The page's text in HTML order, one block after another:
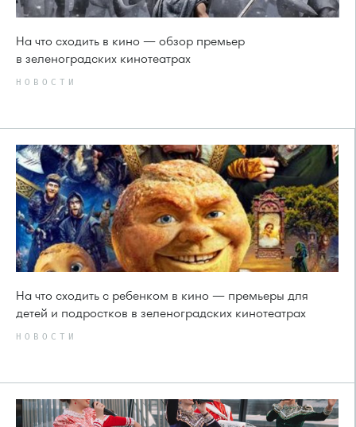
На что сходить в кино — обзор премьер
в зеленоградских кинотеатрах
НОВОСТИ
На что сходить с ребенком в кино — премьеры для
детей и подростков в зеленоградских кинотеатрах
НОВОСТИ